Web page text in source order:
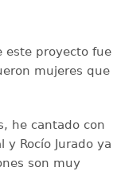
este proyecto fue
mujeres que
he cantado con
y Rocío Jurado ya
son muy